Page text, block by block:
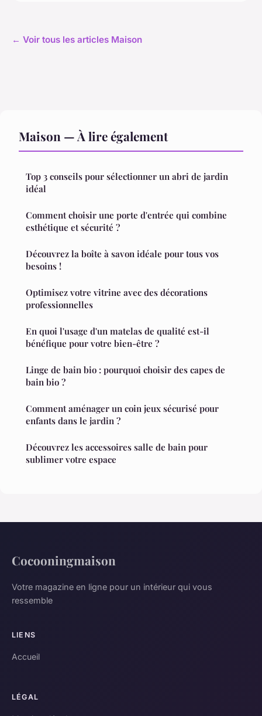
← Voir tous les articles Maison
Maison — À lire également
Top 3 conseils pour sélectionner un abri de jardin
idéal
Comment choisir une porte d'entrée qui combine
esthétique et sécurité ?
Découvrez la boîte à savon idéale pour tous vos
besoins !
Optimisez votre vitrine avec des décorations
professionnelles
En quoi l'usage d'un matelas de qualité est-il
bénéfique pour votre bien-être ?
Linge de bain bio : pourquoi choisir des capes de
bain bio ?
Comment aménager un coin jeux sécurisé pour
enfants dans le jardin ?
Découvrez les accessoires salle de bain pour
sublimer votre espace
Cocooningmaison
Votre magazine en ligne pour un intérieur qui vous
ressemble
LIENS
Accueil
LÉGAL